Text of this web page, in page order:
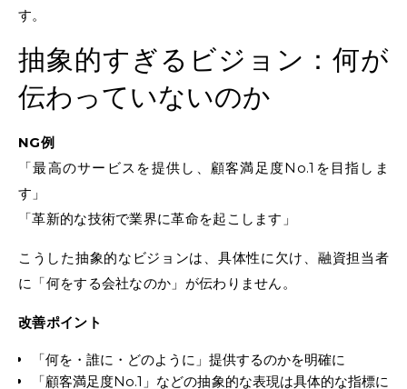
す。
抽象的すぎるビジョン：何が
伝わっていないのか
NG例
「最高のサービスを提供し、顧客満足度No.1を目指しま
す」
「革新的な技術で業界に革命を起こします」
こうした抽象的なビジョンは、具体性に欠け、融資担当者
に「何をする会社なのか」が伝わりません。
改善ポイント
「何を・誰に・どのように」提供するのかを明確に
「顧客満足度No.1」などの抽象的な表現は具体的な指標に